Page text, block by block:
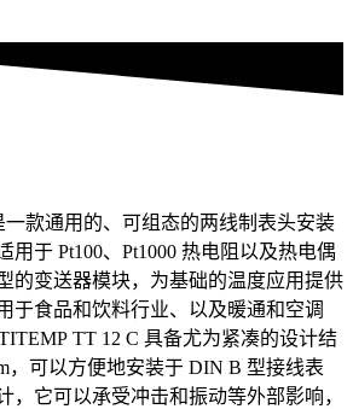
一款通用的、可组态的两线制表头安装
用于 Pt100、Pt1000 热电阻以及热电偶
的变送器模块，为基础的温度应用提供
于食品和饮料行业、以及暖通和空调
TT 12 C 具备尤为紧凑的设计结
，可以方便地安装于 DIN B 型接线表
，它可以承受冲击和振动等外部影响，